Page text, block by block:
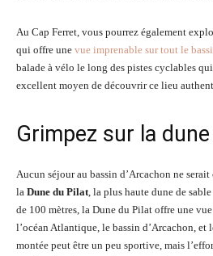
Au Cap Ferret, vous pourrez également
qui offre une vue imprenable sur tout le
balade à vélo le long des pistes cyclables
excellent moyen de découvrir ce lieu
Grimpez sur la
Aucun séjour au bassin d’Arcachon ne
la Dune du Pilat, la plus haute dune de
de 100 mètres, la Dune du Pilat offre une
l’océan Atlantique, le bassin d’Arcachon, et
montée peut être un peu sportive, mais